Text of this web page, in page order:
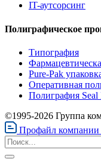
IT-аутсорсинг
Полиграфическое
Типография
Pure-Pak
Оперативная
Полиграфия Seal
©1995-2026 Группа
Профайл компании